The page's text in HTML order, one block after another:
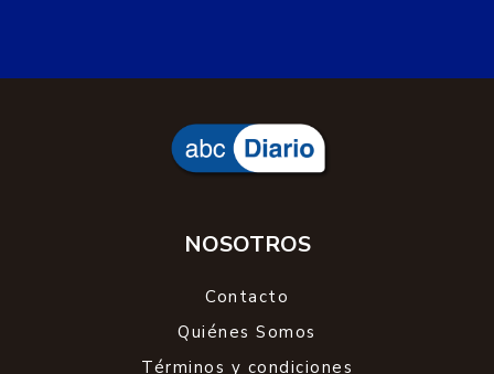
NOSOTROS
Contacto
Quiénes Somos
Términos y condiciones